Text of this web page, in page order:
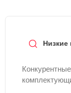
Низкие